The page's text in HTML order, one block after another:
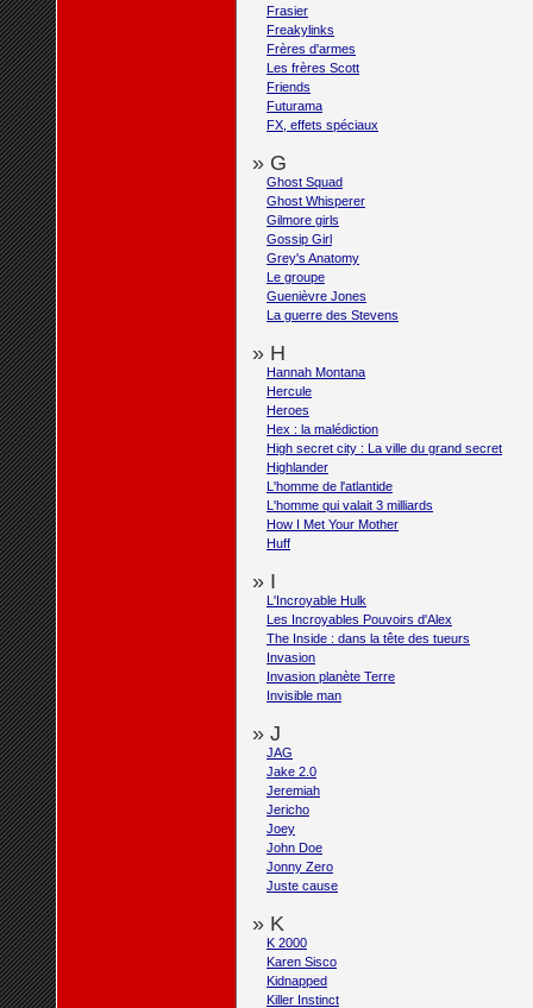
Frasier
Freakylinks
Frères d'armes
Les frères Scott
Friends
Futurama
FX, effets spéciaux
» G
Ghost Squad
Ghost Whisperer
Gilmore girls
Gossip Girl
Grey's Anatomy
Le groupe
Guenièvre Jones
La guerre des Stevens
» H
Hannah Montana
Hercule
Heroes
Hex : la malédiction
High secret city : La ville du grand secret
Highlander
L'homme de l'atlantide
L'homme qui valait 3 milliards
How I Met Your Mother
Huff
» I
L'Incroyable Hulk
Les Incroyables Pouvoirs d'Alex
The Inside : dans la tête des tueurs
Invasion
Invasion planète Terre
Invisible man
» J
JAG
Jake 2.0
Jeremiah
Jericho
Joey
John Doe
Jonny Zero
Juste cause
» K
K 2000
Karen Sisco
Kidnapped
Killer Instinct